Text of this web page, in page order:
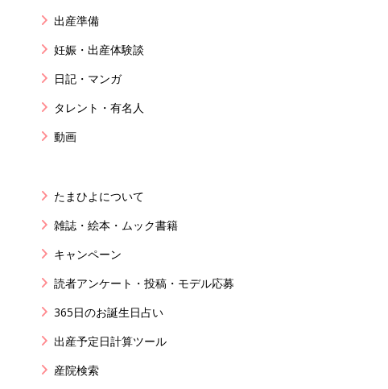
出産準備
妊娠・出産体験談
日記・マンガ
タレント・有名人
動画
たまひよについて
雑誌・絵本・ムック書籍
キャンペーン
読者アンケート・投稿・モデル応募
365日のお誕生日占い
出産予定日計算ツール
産院検索